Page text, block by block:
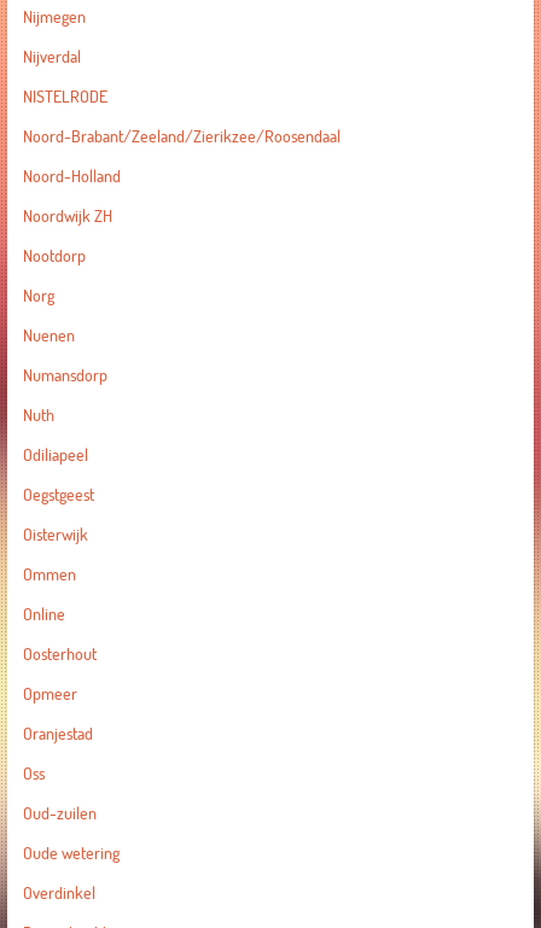
Nijmegen
Nijverdal
NISTELRODE
Noord-Brabant/Zeeland/Zierikzee/Roosendaal
Noord-Holland
Noordwijk ZH
Nootdorp
Norg
Nuenen
Numansdorp
Nuth
Odiliapeel
Oegstgeest
Oisterwijk
Ommen
Online
Oosterhout
Opmeer
Oranjestad
Oss
Oud-zuilen
Oude wetering
Overdinkel